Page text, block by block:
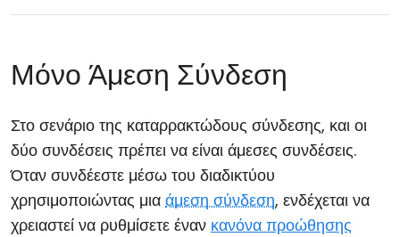
Μόνο Άμεση Σύνδεση
Στο σενάριο της καταρρακτώδους σύνδεσης, και οι
δύο συνδέσεις πρέπει να είναι άμεσες συνδέσεις.
Όταν συνδέεστε μέσω του διαδικτύου
χρησιμοποιώντας μια άμεση σύνδεση, ενδέχεται να
χρειαστεί να ρυθμίσετε έναν κανόνα προώθησης